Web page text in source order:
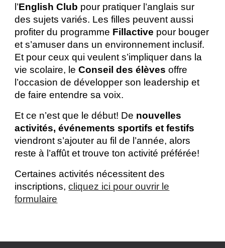
l’English Club pour pratiquer l’anglais sur
des sujets variés. Les filles peuvent aussi
profiter du programme Fillactive pour bouger
et s’amuser dans un environnement inclusif.
Et pour ceux qui veulent s’impliquer dans la
vie scolaire, leConseil des élèves offre
l’occasion de développer son leadership et
de faire entendre sa voix.
Et ce n’est que le début! De nouvelles
activités, événements sportifs et festifs
viendront s’ajouter au fil de l’année, alors
reste à l’affût et trouve ton activité préférée!
Certaines activités nécessitent des
inscriptions,cliquez ici pour ouvrir le
formulaire